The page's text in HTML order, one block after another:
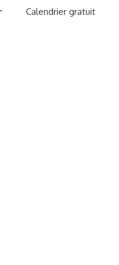
Calendrier gratuit